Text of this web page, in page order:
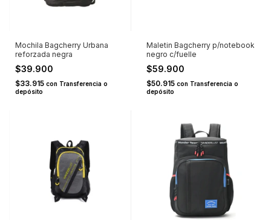
Mochila Bagcherry Urbana
reforzada negra
$39.900
$33.915 con Transferencia o
depósito
Maletin Bagcherry p/notebook
negro c/fuelle
$59.900
$50.915 con Transferencia o
depósito